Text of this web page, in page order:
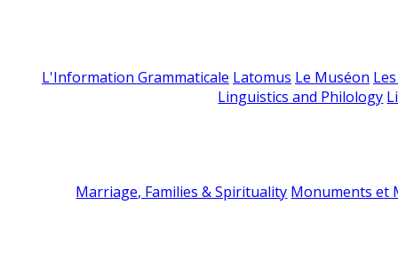
L'Information Grammaticale Latomus Le Muséon
Linguistics and Philology
Marriage, Families & Spirituality Monuments et